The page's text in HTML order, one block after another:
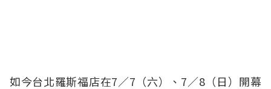
如今台北羅斯福店在7／7（六）、7／8（日）開幕